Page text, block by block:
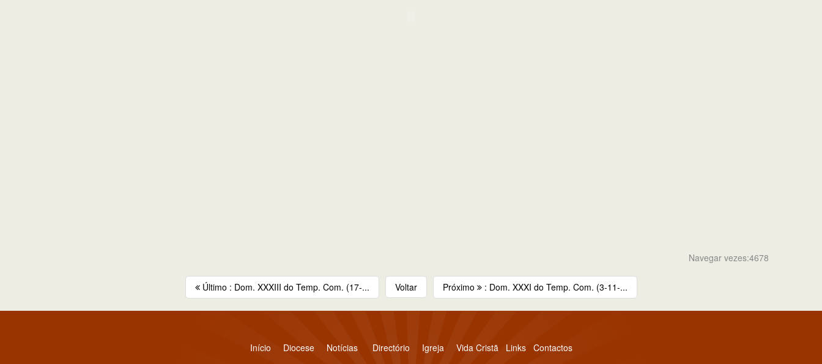
Navegar vezes:4678
Último : Dom. XXXIII do Temp. Com. (17-... Voltar Próximo : Dom. XXXI do Temp. Com. (3-11-...
Início Diocese Notícias Directório Igreja Vida Cristã Links Contactos